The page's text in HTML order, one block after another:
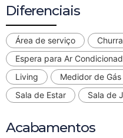
Diferenciais
Área de serviço
Espera para Ar
Living
Medidor de
Sala de Estar
Sala de
Acabamentos